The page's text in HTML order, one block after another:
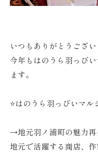
いつもありがとうござい
今年もはのうら羽っぴ
ます。
⭐はのうら羽っぴいマル
→地元羽ノ浦町の魅力再
地元で活躍する商店、